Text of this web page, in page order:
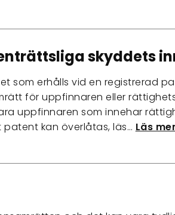
skyddets
som erhålls vid en registrerad
för uppfinnaren eller
uppfinnaren som innehar
kan överlåtas, läs… Läs